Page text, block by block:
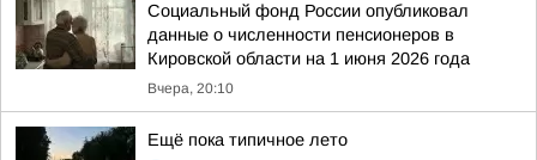
Социальный фонд России опубликовал
данные о численности пенсионеров в
Кировской области на 1 июня 2026 года
Вчера, 20:10
Ещё пока типичное лето